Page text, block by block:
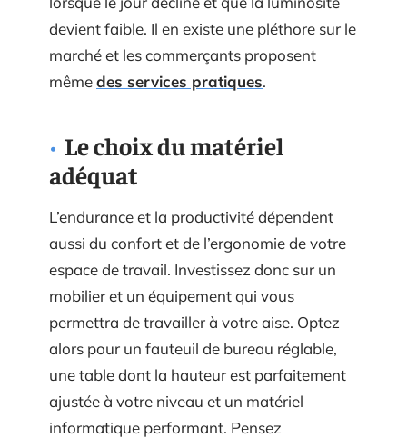
devient faible. Il en existe une pléthore sur le
marché et les commerçants proposent
mêmedes services pratiques.
Le choix du matériel
adéquat
L’endurance et la productivité dépendent
aussi du confort et de l’ergonomie de votre
espace de travail. Investissez donc sur un
mobilier et un équipement qui vous
permettra de travailler à votre aise. Optez
alors pour un fauteuil de bureau réglable,
une table dont la hauteur est parfaitement
ajustée à votre niveau et un matériel
informatique performant. Pensez